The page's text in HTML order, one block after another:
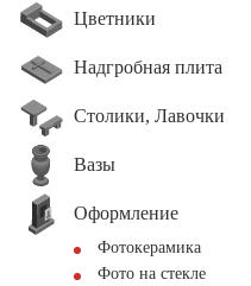
Цветники
Надгробная плита
Столики, Лавочки
Вазы
Оформление
Фотокерамика
Фото на стекле